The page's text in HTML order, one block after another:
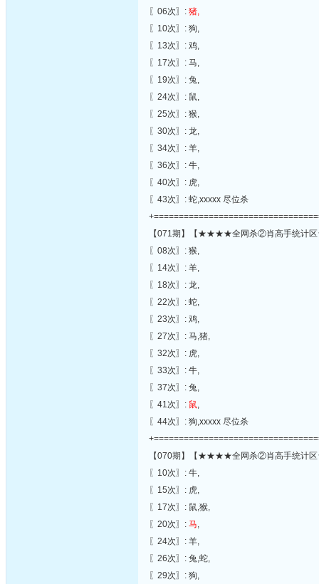
〖06次〗: 猪,
〖10次〗: 狗,
〖13次〗: 鸡,
〖17次〗: 马,
〖19次〗: 兔,
〖24次〗: 鼠,
〖25次〗: 猴,
〖30次〗: 龙,
〖34次〗: 羊,
〖36次〗: 牛,
〖40次〗: 虎,
〖43次〗: 蛇,xxxxx 尽位杀
【071期】【★★★★全网杀②肖高手统计
〖08次〗: 猴,
〖14次〗: 羊,
〖18次〗: 龙,
〖22次〗: 蛇,
〖23次〗: 鸡,
〖27次〗: 马,猪,
〖32次〗: 虎,
〖33次〗: 牛,
〖37次〗: 兔,
〖41次〗: 鼠,
〖44次〗: 狗,xxxxx 尽位杀
【070期】【★★★★全网杀②肖高手统计
〖10次〗: 牛,
〖15次〗: 虎,
〖17次〗: 鼠,猴,
〖20次〗: 马,
〖24次〗: 羊,
〖26次〗: 兔,蛇,
〖29次〗: 狗,